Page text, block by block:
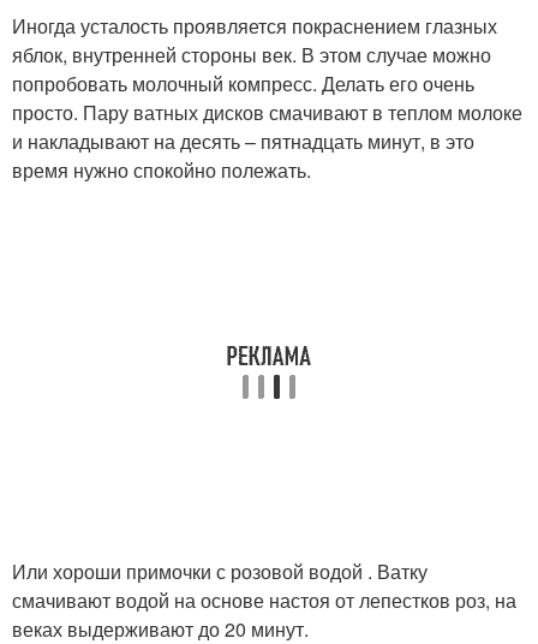
Иногда усталость проявляется покраснением глазных
яблок, внутренней стороны век. В этом случае можно
попробовать молочный компресс. Делать его очень
просто. Пару ватных дисков смачивают в теплом молоке
и накладывают на десять – пятнадцать минут, в это
время нужно спокойно полежать.
Или хороши примочки с розовой водой . Ватку
смачивают водой на основе настоя от лепестков роз, на
веках выдерживают до 20 минут.